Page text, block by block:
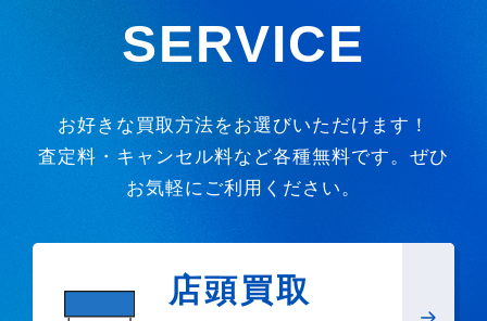
SERVICE
お好きな買取方法をお選びいただけます！
査定料・キャンセル料など各種無料です。ぜひ
お気軽にご利用ください。
店頭買取